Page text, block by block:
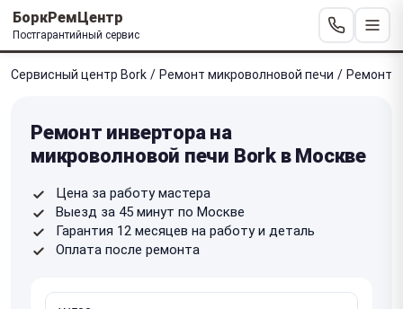
БоркРемЦентр
Постгарантийный сервис
Сервисный центр Bork / Ремонт микроволновой печи / Ремонт
Ремонт инвертора на
микроволновой печи Bork в Москве
Цена за работу мастера
Выезд за 45 минут по Москве
Гарантия 12 месяцев на работу и деталь
Оплата после ремонта